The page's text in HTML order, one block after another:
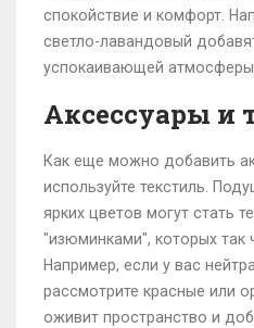
спокойствие и комфорт.
светло-лавандовый
успокаивающей атмосферы.
Аксессуары и
Как еще можно добавить
используйте текстиль.
ярких цветов могут стать
"изюминками", которых так
Например, если у вас
рассмотрите красные или
оживит пространство и